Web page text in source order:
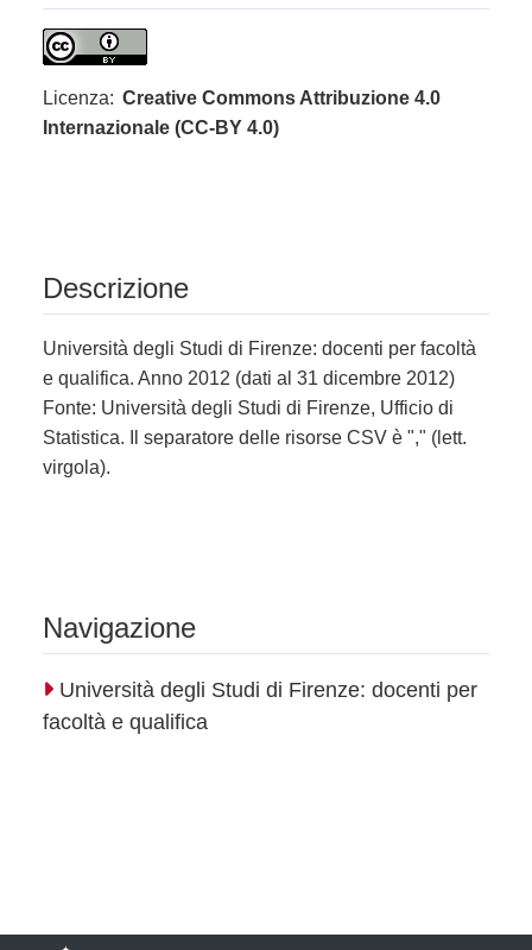
Licenza: Creative Commons Attribuzione 4.0
Internazionale (CC-BY 4.0)
Descrizione
Università degli Studi di Firenze: docenti per facoltà
e qualifica. Anno 2012 (dati al 31 dicembre 2012)
Fonte: Università degli Studi di Firenze, Ufficio di
Statistica. Il separatore delle risorse CSV è "," (lett.
virgola).
Navigazione
Università degli Studi di Firenze: docenti per
facoltà e qualifica